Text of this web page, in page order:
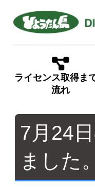
ライセンス取得ま
流れ
7月24
ました